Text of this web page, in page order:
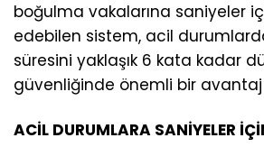
boğulma vakalarına saniyeler
edebilen sistem, acil
süresini yaklaşık 6 kata kadar
güvenliğinde önemli bir avantaj
ACİL DURUMLARA SANİYELER